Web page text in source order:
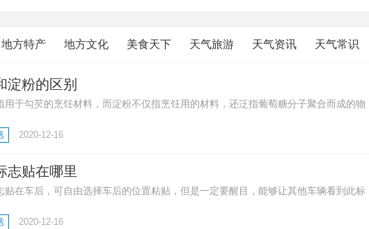
地方特产 地方文化 美食天下 天气旅游 天气资讯 天气常识
淀粉的区别
用于勾芡的烹饪材料，而淀粉不仅指烹饪用的材料，还泛指葡萄糖分子聚合而成的物
粉;然后就是淀粉用途比生粉用途广，生粉适合用来勾芡，而淀粉可以用来制作蛋糕、
2020-12-16
志贴在哪里
贴在车后，可自由选择车后的位置粘贴，但是一定要醒目，能够让其他车辆看到此标
2020-12-16